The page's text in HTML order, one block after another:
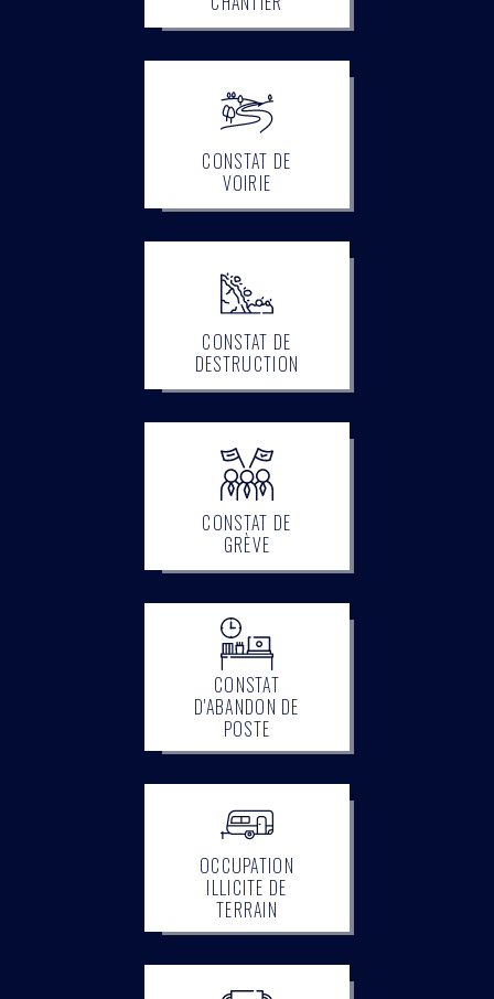
CONSTAT DE
VOIRIE
CONSTAT DE
DESTRUCTION
CONSTAT DE
GRÈVE
CONSTAT
D'ABANDON DE
POSTE
OCCUPATION
ILLICITE DE
TERRAIN